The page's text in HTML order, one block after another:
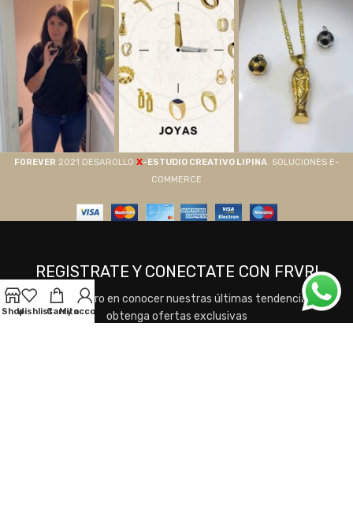
F0REVER 2021 DESAROLLO X-ESTUDIO CREATIVO LIPINA. SOLUCIONES E-
COMMERCE
REGISTRATE Y CONECTATE CON FRVR!
Sea el primero en conocer nuestras últimas tendencias y
obtenga ofertas exclusivas
ShopWishlistCarrito
My account